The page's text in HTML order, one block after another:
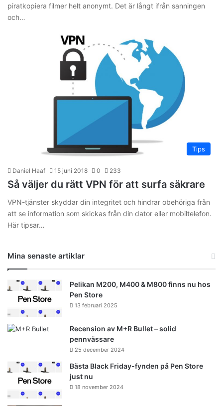
piratkopiera filmer helt anonymt. Det är långt ifrån sanningen
och…
Tips
Daniel Haaf 15 juni 2018 0 233
Så väljer du rätt VPN för att surfa säkrare
VPN-tjänster skyddar din integritet och hindrar obehöriga från
att se information som skickas från din dator eller mobiltelefon.
Här tipsar…
Mina senaste artiklar
Pelikan M200, M400 & M800 finns nu hos
Pen Store
13 februari 2025
Recension av M+R Bullet – solid
pennvässare
25 december 2024
Bästa Black Friday-fynden på Pen Store
just nu
18 november 2024